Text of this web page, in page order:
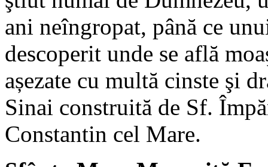
ani neîngropat, până ce
descoperit unde se află
așezate cu multă cinste şi
Sinai construită de Sf.
Constantin cel Mare.